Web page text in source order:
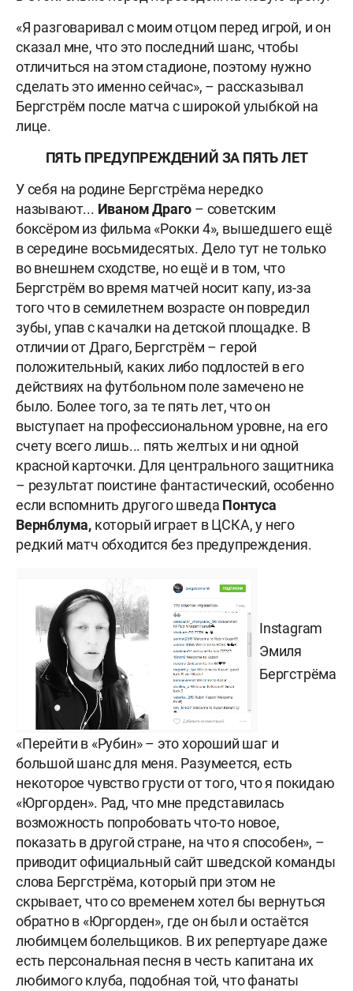
«Я разговаривал с моим отцом перед игрой, и он
сказал мне, что это последний шанс, чтобы
отличиться на этом стадионе, поэтому нужно
сделать это именно сейчас», – рассказывал
Бергстрём после матча с широкой улыбкой на
лице.
ПЯТЬ ПРЕДУПРЕЖДЕНИЙ ЗА ПЯТЬ ЛЕТ
У себя на родине Бергстрёма нередко
называют... Иваном Драго – советским
боксёром из фильма «Рокки 4», вышедшего ещё
в середине восьмидесятых. Дело тут не только
во внешнем сходстве, но ещё и в том, что
Бергстрём во время матчей носит капу, из-за
того что в семилетнем возрасте он повредил
зубы, упав с качалки на детской площадке. В
отличии от Драго, Бергстрём – герой
положительный, каких либо подлостей в его
действиях на футбольном поле замечено не
было. Более того, за те пять лет, что он
выступает на профессиональном уровне, на его
счету всего лишь... пять желтых и ни одной
красной карточки. Для центрального защитника
– результат поистине фантастический, особенно
если вспомнить другого шведа Понтуса
Вернблума, который играет в ЦСКА, у него
редкий матч обходится без предупреждения.
Instagram
Эмиля
Бергстрёма
«Перейти в «Рубин» – это хороший шаг и
большой шанс для меня. Разумеется, есть
некоторое чувство грусти от того, что я покидаю
«Юргорден». Рад, что мне представилась
возможность попробовать что-то новое,
показать в другой стране, на что я способен», –
приводит официальный сайт шведской команды
слова Бергстрёма, который при этом не
скрывает, что со временем хотел бы вернуться
обратно в «Юргорден», где он был и остаётся
любимцем болельщиков. В их репертуаре даже
есть персональная песня в честь капитана их
любимого клуба, подобная той, что фанаты